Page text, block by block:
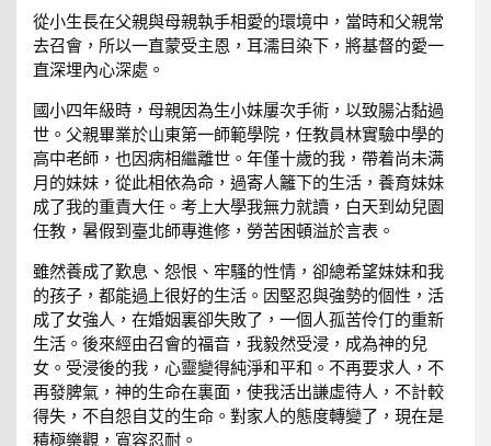
從小生長在父親與母親執手相愛的環境中，當時和父親常
去召會，所以一直蒙受主恩，耳濡目染下，將基督的愛一
直深埋內心深處。
國小四年級時，母親因為生小妹屢次手術，以致腸沾黏過
世。父親畢業於山東第一師範學院，任教員林實驗中學的
高中老師，也因病相繼離世。年僅十歲的我，帶着尚未满
月的妹妹，從此相依為命，過寄人籬下的生活，養育妹妹
成了我的重責大任。考上大學我無力就讀，白天到幼兒園
任教，暑假到臺北師專進修，勞苦困頓溢於言表。
雖然養成了歎息、怨恨、牢騷的性情，卻總希望妹妹和我
的孩子，都能過上很好的生活。因堅忍與強勢的個性，活
成了女強人，在婚姻裏卻失敗了，一個人孤苦伶仃的重新
生活。後來經由召會的福音，我毅然受浸，成為神的兒
女。受浸後的我，心靈變得純淨和平和。不再要求人，不
再發脾氣，神的生命在裏面，使我活出謙虛待人，不計較
得失，不自怨自艾的生命。對家人的態度轉變了，現在是
積極樂觀，寬容忍耐。